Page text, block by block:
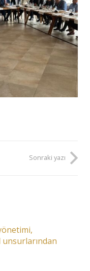
Sonraki yazı
unsurlarından